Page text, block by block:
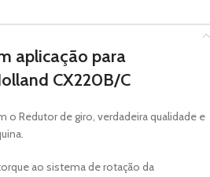
aplicação para
CX220B/C
o Redutor de giro, verdadeira qualidade e
ao sistema de rotação da